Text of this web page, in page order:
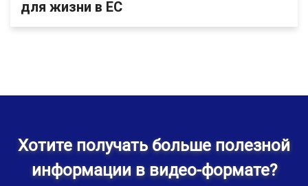
для жизни в ЕС
Хотите получать больше полезной
информации в видео-формате?